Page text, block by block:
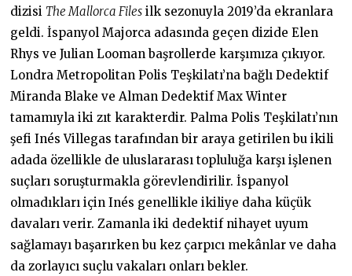
dizisi The Mallorca Files ilk sezonuyla 2019’da ekranlara
geldi. İspanyol Majorca adasında geçen dizide Elen
Rhys ve Julian Looman başrollerde karşımıza çıkıyor.
Londra Metropolitan Polis Teşkilatı’na bağlı Dedektif
Miranda Blake ve Alman Dedektif Max Winter
tamamıyla iki zıt karakterdir. Palma Polis Teşkilatı’nın
şefi Inés Villegas tarafından bir araya getirilen bu ikili
adada özellikle de uluslararası topluluğa karşı işlenen
suçları soruşturmakla görevlendirilir. İspanyol
olmadıkları için Inés genellikle ikiliye daha küçük
davaları verir. Zamanla iki dedektif nihayet uyum
sağlamayı başarırken bu kez çarpıcı mekânlar ve daha
da zorlayıcı suçlu vakaları onları bekler.